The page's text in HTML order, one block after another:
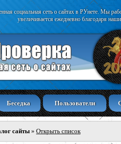
социальная сеть о сайтах в РУнете. Мы
увеличивается ежедневно благодаря
Беседка Пользователи
сайты » Открыть список